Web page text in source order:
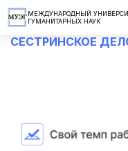
МЕЖДУНАРОДНЫЙ
ГУМАНИТАРНЫХ НАУК
СЕСТРИНСКОЕ